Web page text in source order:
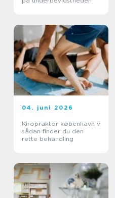
04. juni 2026
Kiropraktor københavn v
sådan finder du den
rette behandling